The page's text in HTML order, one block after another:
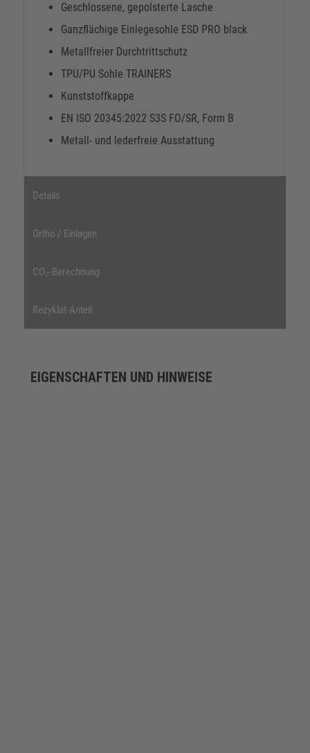
Geschlossene, gepolsterte Lasche
Ganzflächige Einlegesohle ESD PRO black
Metallfreier Durchtrittschutz
TPU/PU Sohle TRAINERS
Kunststoffkappe
EN ISO 20345:2022 S3S FO/SR, Form B
Metall- und lederfreie Ausstattung
Details
Ortho / Einlagen
CO₂-Berechnung
Rezyklat-Anteil
EIGENSCHAFTEN UND HINWEISE